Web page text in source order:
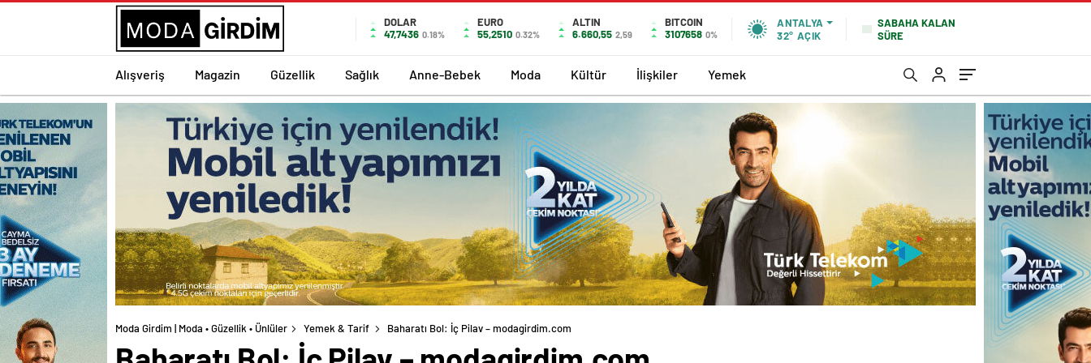
DOLAR
47,7436 0.18%
EURO
55,2510 0.32%
ALTIN
6.660,55 2,59
BITCOIN
3107658 0%
ANTALYA
32° AÇIK
SABAHA KALAN
SÜRE
Alışveriş Magazin Güzellik Sağlık Anne-Bebek Moda Kültür İlişkiler Yemek
Moda Girdim | Moda • Güzellik • Ünlüler Yemek & Tarif Baharatı Bol: İç Pilav – modagirdim.com